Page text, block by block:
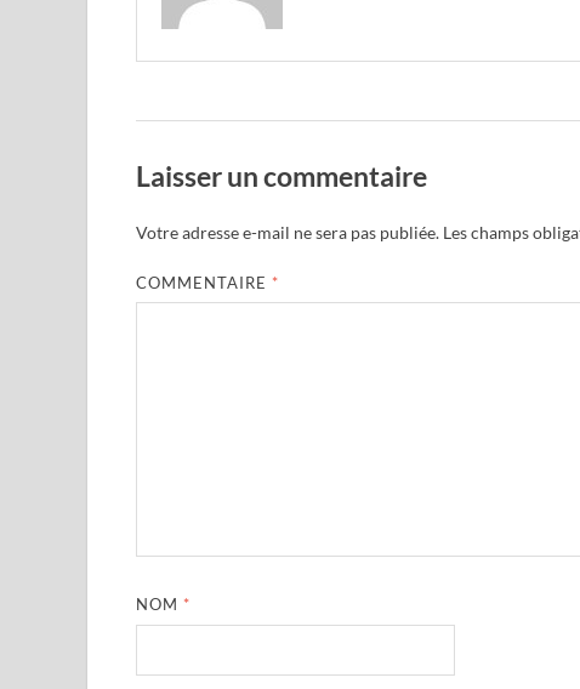
Laisser un commentaire
Votre adresse e-mail ne sera pas publiée. Les champs
COMMENTAIRE *
NOM *